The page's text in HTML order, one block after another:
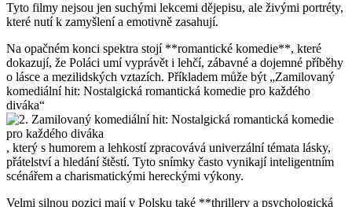
Tyto filmy nejsou jen suchými lekcemi dějepisu, ale živými portréty,
které nutí k zamyšlení a emotivně zasahují.
Na opačném konci spektra stojí **romantické komedie**, které
dokazují, že Poláci umí vyprávět i lehčí, zábavné a dojemné příběhy
o lásce a mezilidských vztazích. Příkladem může být „Zamilovaný
komediální hit: Nostalgická romantická komedie pro každého
diváka“
, který s humorem a lehkostí zpracovává univerzální témata lásky,
přátelství a hledání štěstí. Tyto snímky často vynikají inteligentním
scénářem a charismatickými hereckými výkony.
Velmi silnou pozici mají v Polsku také **thrillery a psychologická